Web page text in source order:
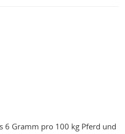
6 Gramm pro 100 kg Pferd und